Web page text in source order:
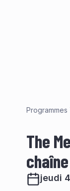
Programmes
The
jeudi